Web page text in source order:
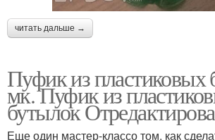
читать дальше →
Пуфик из пластиковых
мк. Пуфик из
бутылок
Еще один мастер-классо том, как